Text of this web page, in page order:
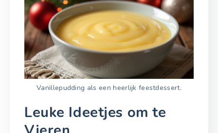
Vanillepudding als een heerlijk feestdessert.
Leuke Ideetjes om te